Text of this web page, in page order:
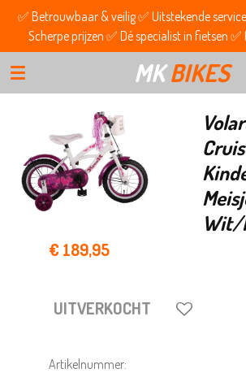
Ga
direct
naar
de
hoofdinhoud
MKBIKES
✅ Betrouwbaar & veilig ✅ Uitstekende
Scherpe prijzen ✅ Dé specialist in fietsen
Wit/
€ 189,95
UITVERKOCHT
Artikelnummer: